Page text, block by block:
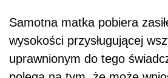
Samotna matka pobiera
wysokości przysługującej
uprawnionym do tego